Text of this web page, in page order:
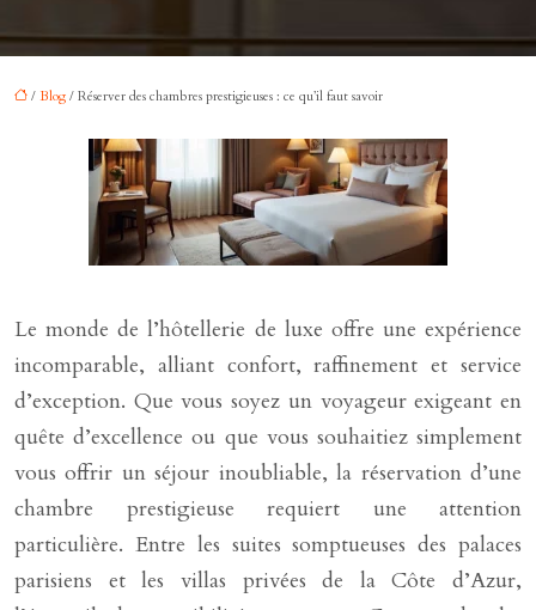
/ Blog / Réserver des chambres prestigieuses : ce qu’il faut savoir
Le monde de l’hôtellerie de luxe offre une expérience
incomparable, alliant confort, raffinement et service
d’exception. Que vous soyez un voyageur exigeant en
quête d’excellence ou que vous souhaitiez simplement
vous offrir un séjour inoubliable, la réservation d’une
chambre prestigieuse requiert une attention
particulière. Entre les suites somptueuses des palaces
parisiens et les villas privées de la Côte d’Azur,